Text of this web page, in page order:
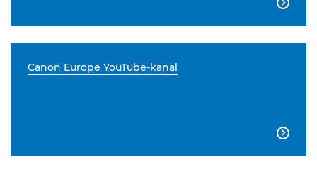

Canon Europe YouTube-kanal
